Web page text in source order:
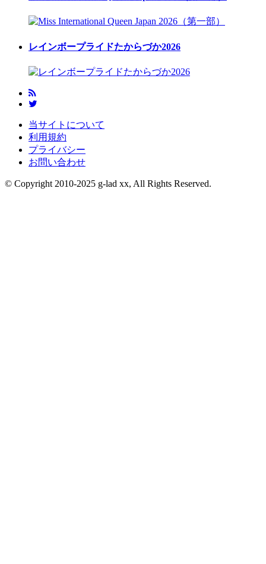
レインボープライドたからづか2026
当サイトについて
利用規約
プライバシー
お問い合わせ
© Copyright 2010-2025 g-lad xx, All Rights Reserved.